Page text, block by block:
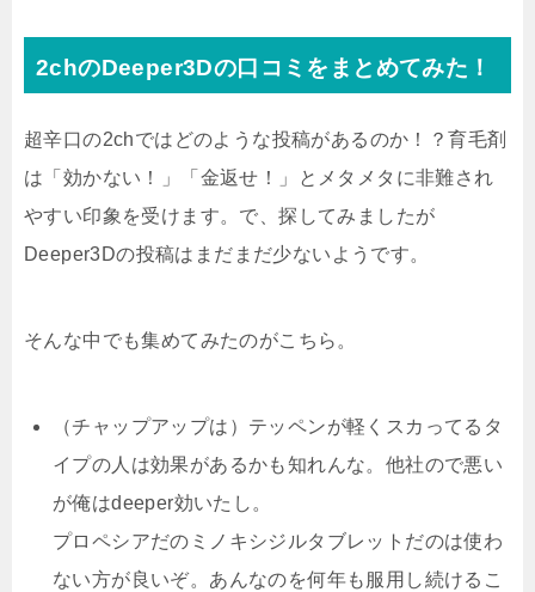
2chのDeeper3Dの口コミをまとめてみた！
超辛口の2chではどのような投稿があるのか！？育毛剤
は「効かない！」「金返せ！」とメタメタに非難され
やすい印象を受けます。で、探してみましたが
Deeper3Dの投稿はまだまだ少ないようです。
そんな中でも集めてみたのがこちら。
（チャップアップは）テッペンが軽くスカってるタ
イプの人は効果があるかも知れんな。 他社ので悪い
が俺はdeeper効いたし。
プロペシアだのミノキシジルタブレットだのは使わ
ない方が良いぞ。あんなのを何年も服用し続けるこ